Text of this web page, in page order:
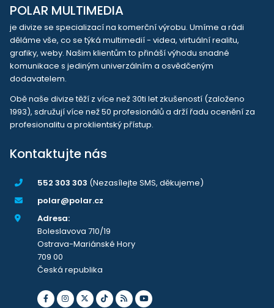
POLAR MULTIMEDIA
je divize se specializací na komerční výrobu. Umíme a rádi
děláme vše, co se týká multimedií - videa, virtuální realitu,
grafiky, weby. Našim klientům to přináší výhodu snadné
komunikace s jediným univerzálním a osvědčeným
dodavatelem.
Obě naše divize těží z více než 30ti let zkušeností (založeno
1993), sdružují více než 50 profesionálů a drží řadu ocenění za
profesionalitu a proklientský přístup.
Kontaktujte nás
552 303 303 (Nezasílejte SMS, děkujeme)
polar@polar.cz
Adresa:
Boleslavova 710/19
Ostrava-Mariánské Hory
709 00
Česká republika